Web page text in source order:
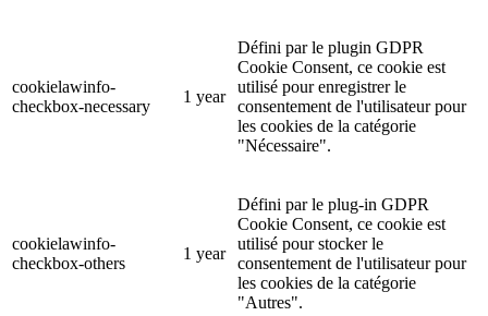
cookielawinfo-
checkbox-necessary
1 year
Défini par le plugin GDPR
Cookie Consent, ce cookie est
utilisé pour enregistrer le
consentement de l'utilisateur pour
les cookies de la catégorie
"Nécessaire".
cookielawinfo-
checkbox-others
1 year
Défini par le plug-in GDPR
Cookie Consent, ce cookie est
utilisé pour stocker le
consentement de l'utilisateur pour
les cookies de la catégorie
"Autres".